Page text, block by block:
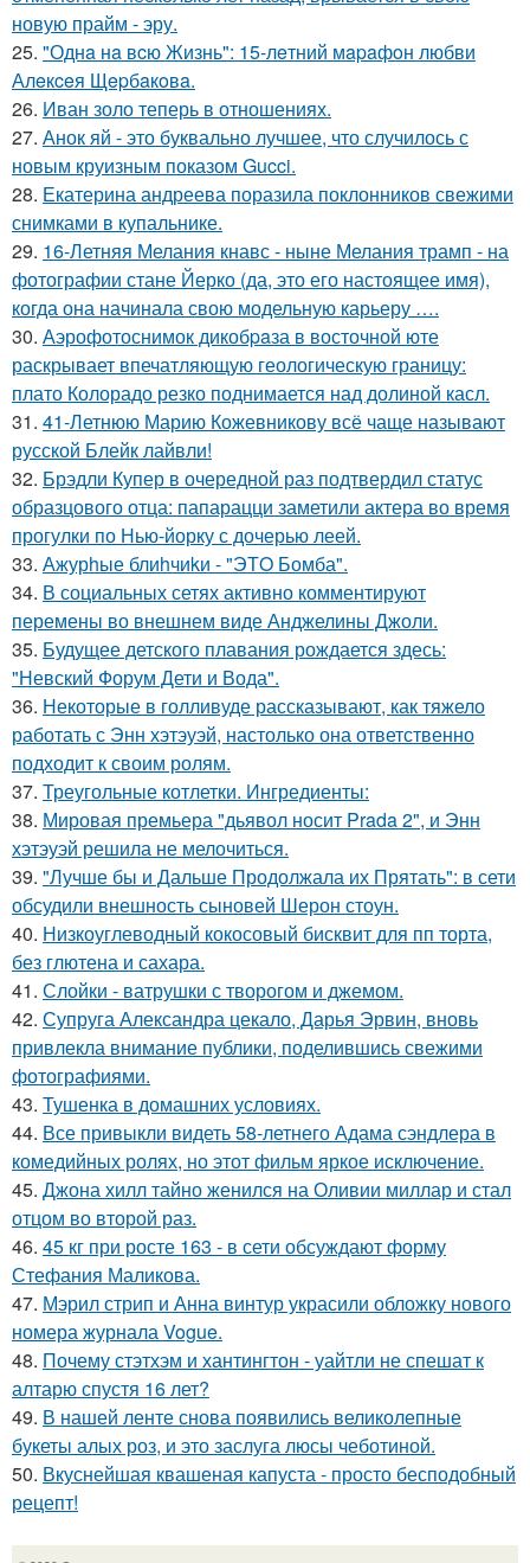
новую прайм - эру.
25. "Однa нa вcю Жизнь": 15-лeтний мapaфoн любви
Алeкceя Щepбaкoвa.
26. Иван золо теперь в отношениях.
27. Анок яй - это буквально лучшее, что случилось с
новым круизным показом Gucci.
28. Екатерина андреева поразила поклонников свежими
снимками в купальнике.
29. 16-Летняя Мелания кнавс - ныне Мелания трамп - на
фотографии стане Йерко (да, это его настоящее имя),
когда она начинала свою модельную карьеру ….
30. Аэрофотоснимок дикобpaза в восточной юте
раскрывает впечатляющую геологическую границу:
плато Колорадо резко поднимается над долиной касл.
31. 41-Летнюю Марию Кожевникову всё чаще называют
русской Блейк лайвли!
32. Брэдли Купер в очередной раз подтвердил статус
образцового отца: папарацци заметили актера во время
прогулки по Нью-йорку с дочерью леей.
33. Ажурhые блиhчиkи - "ЭТO Бомба".
34. В социальных сетях активно комментируют
перемены во внешнем виде Анджелины Джоли.
35. Будущее детского плавания рождается здесь:
"Невский Форум Дети и Вода".
36. Некоторые в голливуде рассказывают, как тяжело
работать с Энн хэтэуэй, настолько она ответственно
подходит к своим ролям.
37. Треугольные котлетки. Ингредиенты:
38. Мировая премьера "дьявол носит Prada 2", и Энн
хэтэуэй решила не мелочиться.
39. "Лучше бы и Дальше Продолжала их Прятать": в сети
обсудили внешность сыновей Шерон стоун.
40. Низкоуглеводный кокосовый бисквит для пп торта,
без глютена и сахара.
41. Слойки - ватрушки с творогом и джемом.
42. Супруга Александра цекало, Дарья Эрвин, вновь
привлекла внимание публики, поделившись свежими
фотографиями.
43. Тушенка в домашних условиях.
44. Все привыкли видеть 58-летнего Адама сэндлера в
комедийных ролях, но этот фильм яркое исключение.
45. Джона хилл тайно женился на Оливии миллар и стал
отцом во второй раз.
46. 45 кг при росте 163 - в сети обсуждают форму
Стефания Маликова.
47. Мэрил стрип и Анна винтур украсили обложку нового
номера журнала Vogue.
48. Почему стэтхэм и хантингтон - уайтли не спешат к
алтарю спустя 16 лет?
49. В нашей ленте снова появились великолепные
букеты алых роз, и это заслуга люсы чеботиной.
50. Вкуснейшая квашеная капуста - просто бесподобный
рецепт!